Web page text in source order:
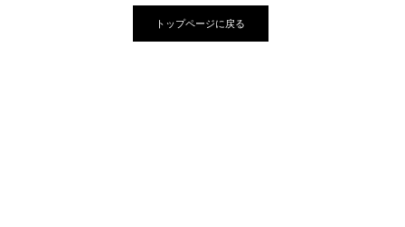
トップページに戻る